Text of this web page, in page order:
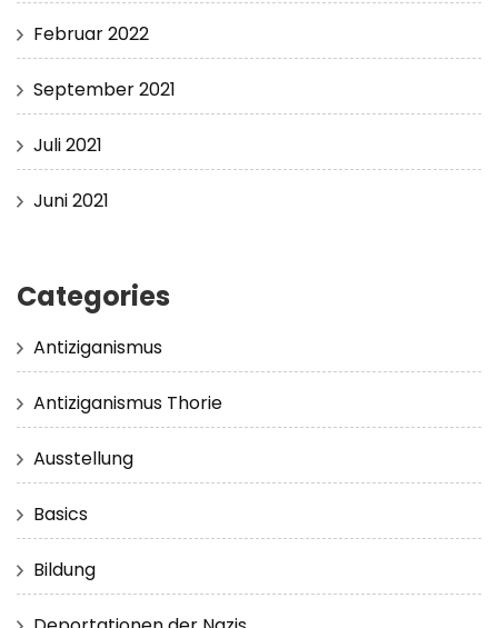
Februar 2022
September 2021
Juli 2021
Juni 2021
Categories
Antiziganismus
Antiziganismus Thorie
Ausstellung
Basics
Bildung